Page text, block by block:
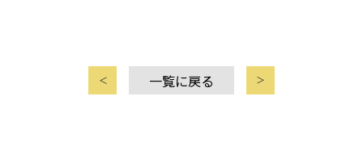
一覧に戻る